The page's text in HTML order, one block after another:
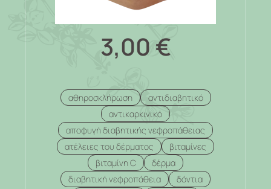
3,00 €
αθηροσκλήρωση
αντιδιαβητικό
αντικαρκινικό
αποφυγή διαβητικής νεφροπάθειας
ατέλειες του δέρματος
βιταμίνες
βιταμίνη C
δέρμα
διαβητική νεφροπάθεια
δόντια